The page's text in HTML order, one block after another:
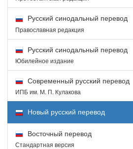
Русский синодальный перевод
Православная редакция
Русский синодальный перевод
Юбилейное издание
Современный русский перевод
ИПБ им. М. П. Кулакова
Новый русский перевод
Восточный перевод
Стандартная версия